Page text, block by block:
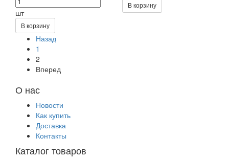
шт
В корзину
В корзину
Назад
1
2
Вперед
О нас
Новости
Как купить
Доставка
Контакты
Каталог товаров